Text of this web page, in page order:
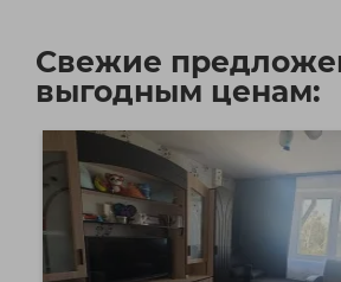
Свежие
выгодным ценам: